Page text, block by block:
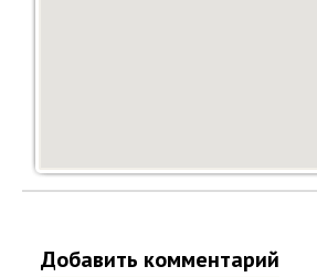
Добавить комментарий